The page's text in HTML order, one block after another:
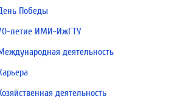
Победы
летие ИМИ-ИжГТУ
деятельность
деятельность